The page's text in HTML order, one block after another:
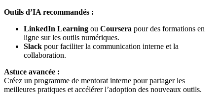
Outils d’IA recommandés :
LinkedIn Learning ou Coursera pour des formations en
ligne sur les outils numériques.
Slack pour faciliter la communication interne et la
collaboration.
Astuce avancée :
Créez un programme de mentorat interne pour partager les
meilleures pratiques et accélérer l’adoption des nouveaux outils.